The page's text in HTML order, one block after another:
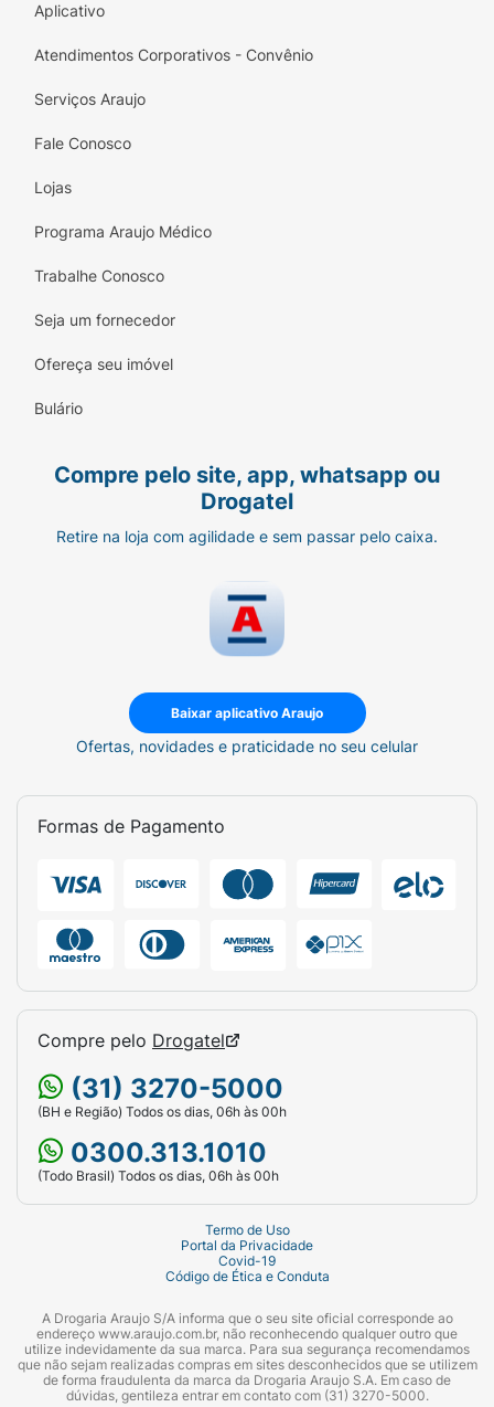
Aplicativo
Atendimentos Corporativos - Convênio
Serviços Araujo
Fale Conosco
Lojas
Programa Araujo Médico
Trabalhe Conosco
Seja um fornecedor
Ofereça seu imóvel
Bulário
Compre pelo site, app, whatsapp ou
Drogatel
Retire na loja com agilidade e sem passar pelo caixa.
Baixar aplicativo Araujo
Ofertas, novidades e praticidade no seu celular
Formas de Pagamento
Compre pelo Drogatel
(31) 3270-5000
(BH e Região) Todos os dias, 06h às 00h
0300.313.1010
(Todo Brasil) Todos os dias, 06h às 00h
Termo de Uso
Portal da Privacidade
Covid-19
Código de Ética e Conduta
A Drogaria Araujo S/A informa que o seu site oficial corresponde ao
endereço www.araujo.com.br, não reconhecendo qualquer outro que
utilize indevidamente da sua marca. Para sua segurança recomendamos
que não sejam realizadas compras em sites desconhecidos que se utilizem
de forma fraudulenta da marca da Drogaria Araujo S.A. Em caso de
dúvidas, gentileza entrar em contato com (31) 3270-5000.